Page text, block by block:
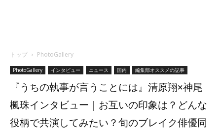
トップ PhotoGallery
PhotoGallery インタビュー ニュース 国内 編集部オススメの記事
『うちの執事が言うことには』清原翔×神尾
楓珠インタビュー｜お互いの印象は？どんな
役柄で共演してみたい？旬のブレイク俳優同